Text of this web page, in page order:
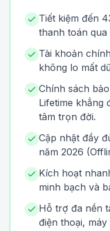
Tiết kiệm đến
thanh toán qua
Tài khoản
không lo mất
Chính sách
Lifetime khẳng
tâm trọn đời.
Cập nhật đầy
năm 2026
Kích hoạt
minh bạch và
Hỗ trợ đa nền
điện thoại,